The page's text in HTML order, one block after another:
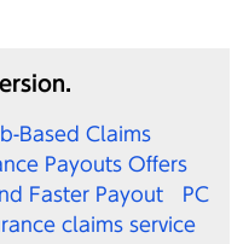
Based Claims
Payouts Offers
Faster Payout PC
claims service